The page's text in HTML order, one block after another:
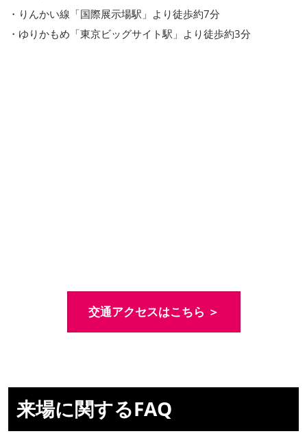
・りんかい線「国際展示場駅」より徒歩約7分
・ゆりかもめ「東京ビッグサイト駅」より徒歩約3分
交通アクセスはこちら ＞
来場に関するFAQ